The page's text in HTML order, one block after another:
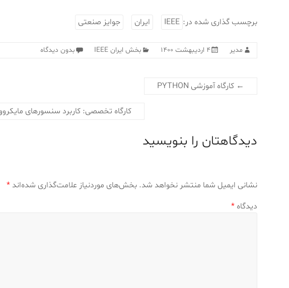
برچسب گذاری شده در: IEEE ایران جوایز صنعتی
مدیر ۴ اردیبهشت ۱۴۰۰ بخش ایران IEEE بدون دیدگاه
← کارگاه آموزشی PYTHON
کارگاه تخصصی: کاربرد سنسورهای
دیدگاهتان را بنویسید
نشانی ایمیل شما منتشر نخواهد شد. بخش‌های موردنیاز علامت‌گذاری شده‌اند *
دیدگاه *